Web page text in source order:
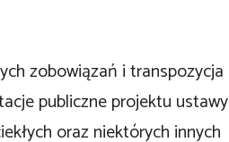
zobowiązań i transpozycja
publiczne projektu ustawy
oraz niektórych innych